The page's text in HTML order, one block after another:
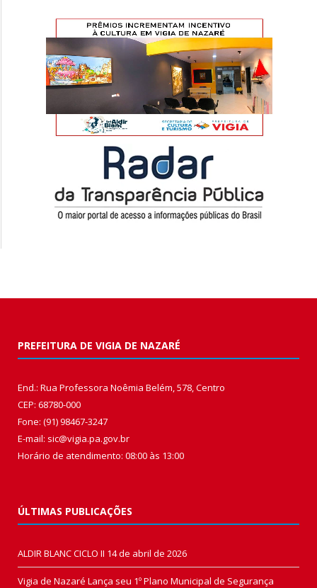
PREFEITURA DE VIGIA DE NAZARÉ
End.: Rua Professora Noêmia Belém, 578, Centro
CEP: 68780-000
Fone: (91) 98467-3247
E-mail: sic@vigia.pa.gov.br
Horário de atendimento: 08:00 às 13:00
ÚLTIMAS PUBLICAÇÕES
ALDIR BLANC CICLO II 14 de abril de 2026
Vigia de Nazaré Lança seu 1º Plano Municipal de Segurança